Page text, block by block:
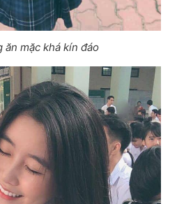
ăn mặc khá kín đáo